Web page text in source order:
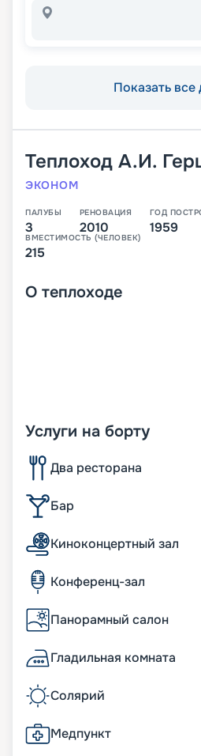
Показать все
Теплоход А.И.
ЭКОНОМ
ПАЛУБЫ
3
РЕНОВАЦИЯ
2010
ГОД
1959
ВМЕСТИМОСТЬ (ЧЕЛОВЕК)
215
О теплоходе
Услуги на борту
Два ресторана
Бар
Киноконцертный зал
Конференц-зал
Панорамный салон
Гладильная комната
Солярий
Медпункт